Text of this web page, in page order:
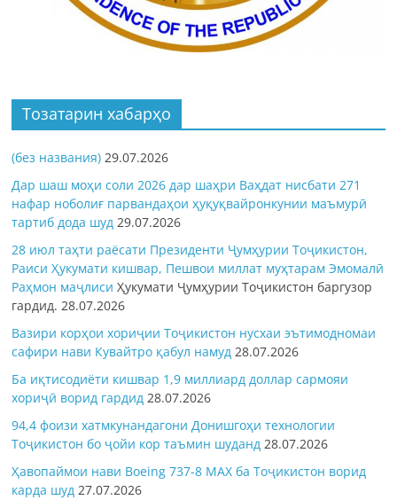
Тозатарин хабарҳо
(без названия) 29.07.2026
Дар шаш моҳи соли 2026 дар шаҳри Ваҳдат нисбати 271
нафар ноболиғ парвандаҳои ҳуқуқвайронкунии маъмурӣ
тартиб дода шуд 29.07.2026
28 июл таҳти раёсати Президенти Ҷумҳурии Тоҷикистон,
Раиси Ҳукумати кишвар, Пешвои миллат муҳтарам Эмомалӣ
Раҳмон маҷлисиҲукумати Ҷумҳурии Тоҷикистон баргузор
гардид.28.07.2026
Вазири корҳои хориҷии Тоҷикистон нусхаи эътимодномаи
сафири нави Кувайтро қабул намуд 28.07.2026
Ба иқтисодиёти кишвар 1,9 миллиард доллар сармояи
хориҷӣ ворид гардид 28.07.2026
94,4 фоизи хатмкунандагони Донишгоҳи технологии
Тоҷикистон бо ҷойи кор таъмин шуданд 28.07.2026
Ҳавопаймои нави Boeing 737-8 MAX ба Тоҷикистон ворид
карда шуд 27.07.2026